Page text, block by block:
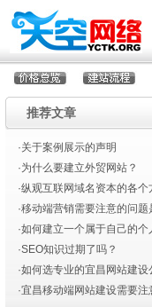
推荐文章
·关于案例展示的声明
·为什么要建立外贸网站？
·纵观互联网域名资本的各个
·移动端营销需要注意的问题
·如何建立一个属于自己的
·SEO知识过期了吗？
·如何选专业的宜昌网站建设
·宜昌移动端网站建设需要注